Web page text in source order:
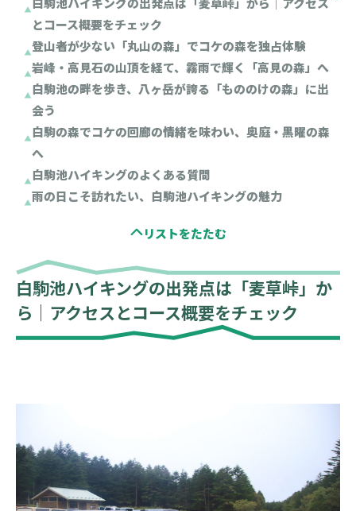
とコース概要をチェック
登山者が少ない「丸山の森」でコケの森を独占体験
岩峰・高見石の山頂を経て、霧雨で輝く「高見の森」へ
白駒池の畔を歩き、八ヶ岳が誇る「もののけの森」に出
会う
白駒の森でコケの回廊の情緒を味わい、奥庭・黒曜の森
へ
白駒池ハイキングのよくある質問
雨の日こそ訪れたい、白駒池ハイキングの魅力
白駒池ハイキングの出発点は「麦草峠」か
ら｜アクセスとコース概要をチェック